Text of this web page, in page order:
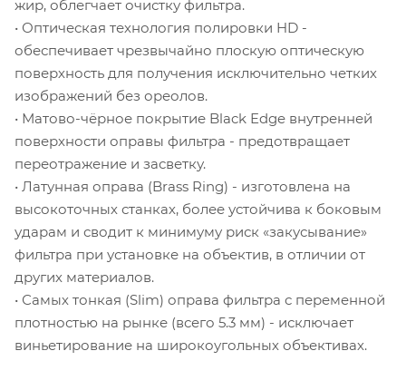
жир, облегчает очистку фильтра.
• Оптическая технология полировки HD -
обеспечивает чрезвычайно плоскую оптическую
поверхность для получения исключительно четких
изображений без ореолов.
• Матово-чёрное покрытие Black Edge внутренней
поверхности оправы фильтра - предотвращает
переотражение и засветку.
• Латунная оправа (Brass Ring) - изготовлена на
высокоточных станках, более устойчива к боковым
ударам и сводит к минимуму риск «закусывание»
фильтра при установке на объектив, в отличии от
других материалов.
• Самых тонкая (Slim) оправа фильтра с переменной
плотностью на рынке (всего 5.3 мм) - исключает
виньетирование на широкоугольных объективах.